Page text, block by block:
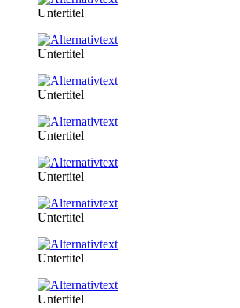
Untertitel
Untertitel
Untertitel
Untertitel
Untertitel
Untertitel
Untertitel
Untertitel